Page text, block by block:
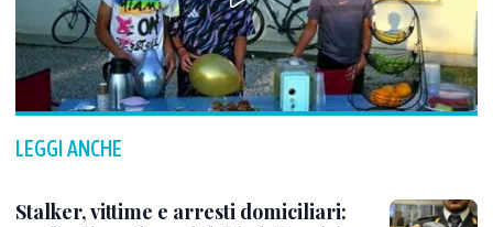
LEGGI ANCHE
Stalker, vittime e arresti domiciliari: